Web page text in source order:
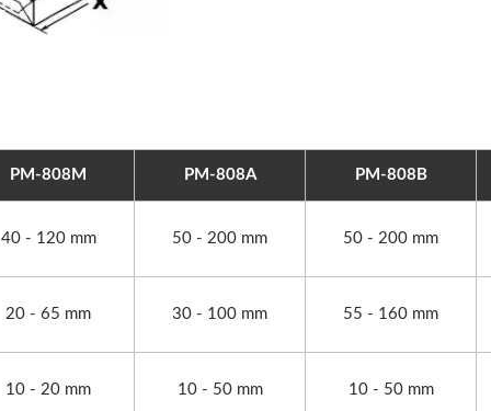
PM-808M PM-808A PM-808B
40 - 120 mm 50 - 200 mm 50 - 200 mm
20 - 65 mm 30 - 100 mm 55 - 160 mm
10 - 20 mm 10 - 50 mm 10 - 50 mm
Machine Semi-Automatique